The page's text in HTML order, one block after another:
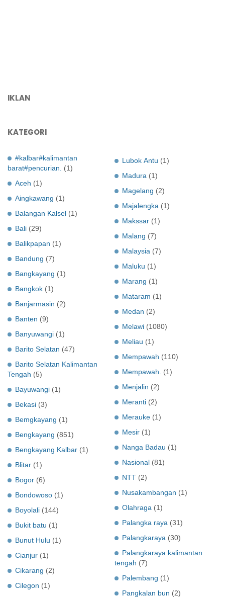
IKLAN
KATEGORI
#kalbar#kalimantan
barat#pencurian.
(1)
Aceh (1)
Aingkawang (1)
Balangan Kalsel (1)
Bali (29)
Balikpapan (1)
Bandung (7)
Bangkayang (1)
Bangkok (1)
Banjarmasin (2)
Banten (9)
Banyuwangi (1)
Barito Selatan (47)
Barito Selatan Kalimantan
Tengah (5)
Bayuwangi (1)
Bekasi (3)
Bemgkayang (1)
Bengkayang (851)
Bengkayang Kalbar (1)
Blitar (1)
Bogor (6)
Bondowoso (1)
Boyolali (144)
Bukit batu (1)
Bunut Hulu (1)
Cianjur (1)
Cikarang (2)
Cilegon (1)
Lubok Antu (1)
Madura (1)
Magelang (2)
Majalengka (1)
Makssar (1)
Malang (7)
Malaysia (7)
Maluku (1)
Marang (1)
Mataram (1)
Medan (2)
Melawi (1080)
Meliau (1)
Mempawah (110)
Mempawah.
(1)
Menjalin (2)
Meranti (2)
Merauke (1)
Mesir (1)
Nanga Badau (1)
Nasional (81)
NTT (2)
Nusakambangan (1)
Olahraga (1)
Palangka raya (31)
Palangkaraya (30)
Palangkaraya kalimantan
tengah (7)
Palembang (1)
Pangkalan bun (2)